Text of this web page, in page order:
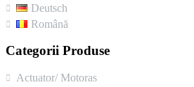
Deutsch
Română
Categorii Produse
Actuator/ Motoras